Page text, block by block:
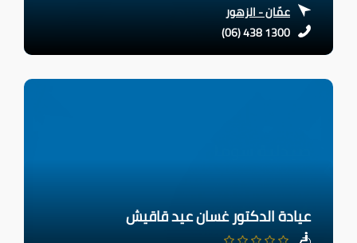
عمّان - الزهور
(06) 438 1300
عيادة الدكتور غسان عيد قاقيش